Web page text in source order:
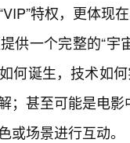
特权，更体现
供一个完整的“
何诞生，技术如
；甚至可能是电
或场景进行互动。